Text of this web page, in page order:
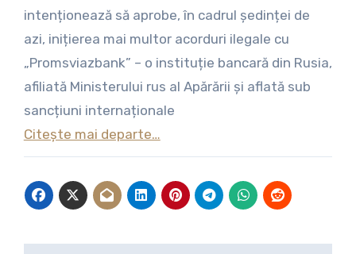
intenționează să aprobe, în cadrul ședinței de
azi, inițierea mai multor acorduri ilegale cu
„Promsviazbank” – o instituție bancară din Rusia,
afiliată Ministerului rus al Apărării și aflată sub
sancțiuni internaționale
Citește mai departe…